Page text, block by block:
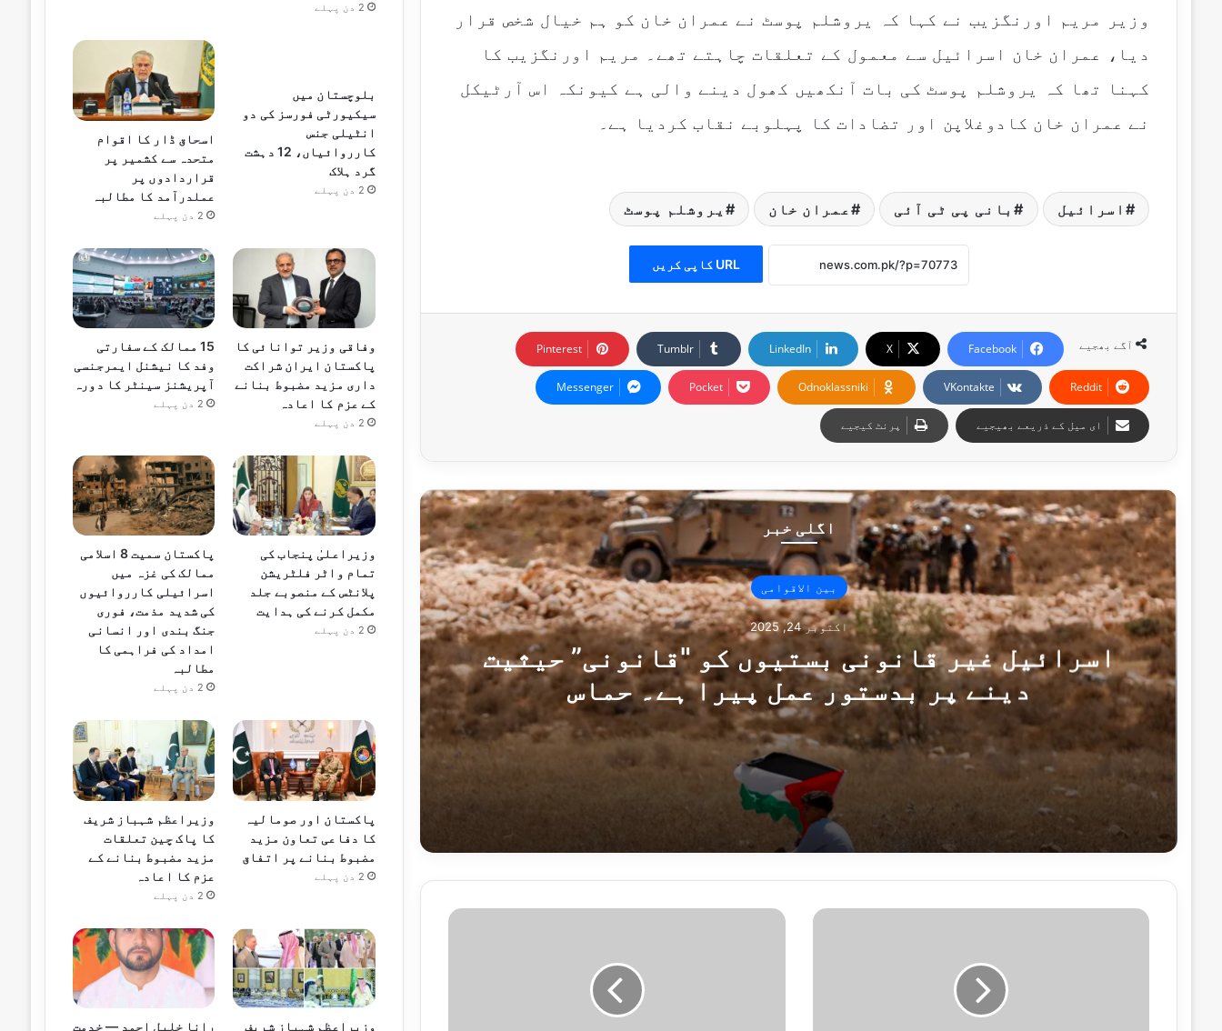
وزیر مریم اورنگزیب نے کہا کہ یروشلم پوسٹ نے عمران خان کو ہم خیال شخص قرار
دیا، عمران خان اسرائیل سے معمول کے تعلقات چاہتے تھے۔ مریم اورنگزیب کا
کہنا تھا کہ یروشلم پوسٹ کی بات آنکھیں کھول دینے والی ہے کیونکہ اس آرٹیکل
نے عمران خان کادوغلاپن اور تضادات کا پہلوبے نقاب کردیا ہے۔
اسرائیل بانی پی ٹی آئی عمران خان یروشلم پوسٹ
URL کاپی کریں
آگے بھجیے Facebook
X
LinkedIn
Tumblr
Pinterest
Reddit
VKontakte
Odnoklassniki
Pocket
Messenger
ای میل کے ذریعے بھیجیے پرنٹ کیجیے
اگلی خبر
بین الاقوامی
اکتوبر 24, 2025
اسرائیل غیر قانونی بستیوں کو "قانونی” حیثیت
دینے پر بدستور عمل پیرا ہے۔ حماس
اکتوبر 24, 2025
اسرائیل غیر قانونی بستیوں کو "قانونی” حیثیت دینے پر بدستور عمل پیرا ہے۔ حماس
غیر ملکی صحافیوں کو فوری طور پر غزہ میں داخل ہونے کی اجازت دی جائے حماس
پاکستان کی اسرائیلی اقدامات کی شدید مذمت، فلسطینی خودمختاری کے خلاف سازش قرار
ل
ی
2 دن پہلے
بلوچستان میں
سیکیورٹی فورسز کی دو
انٹیلی جنس
کارروائیاں، 12 دہشت
گرد ہلاک
2 دن پہلے
اسحاق ڈار کا اقوام
متحدہ سے کشمیر پر
قراردادوں پر
عملدرآمد کا مطالبہ
2 دن پہلے
وفاقی وزیر توانائی کا
پاکستان ایران شراکت
داری مزید مضبوط بنانے
کے عزم کا اعادہ
2 دن پہلے
15 ممالک کے سفارتی
وفد کا نیشنل ایمرجنسی
آپریشنز سینٹر کا دورہ
2 دن پہلے
وزیراعلیٰ پنجاب کی
تمام واٹر فلٹریشن
پلانٹس کے منصوبے جلد
مکمل کرنے کی ہدایت
2 دن پہلے
پاکستان سمیت 8 اسلامی
ممالک کی غزہ میں
اسرائیلی کارروائیوں
کی شدید مذمت، فوری
جنگ بندی اور انسانی
امداد کی فراہمی کا
مطالبہ
2 دن پہلے
پاکستان اور صومالیہ
کا دفاعی تعاون مزید
مضبوط بنانے پر اتفاق
2 دن پہلے
وزیراعظم شہباز شریف
کا پاک چین تعلقات
مزید مضبوط بنانے کے
عزم کا اعادہ
2 دن پہلے
وزیراعظم شہباز شریف
رانا خلیل احمد — خدمت